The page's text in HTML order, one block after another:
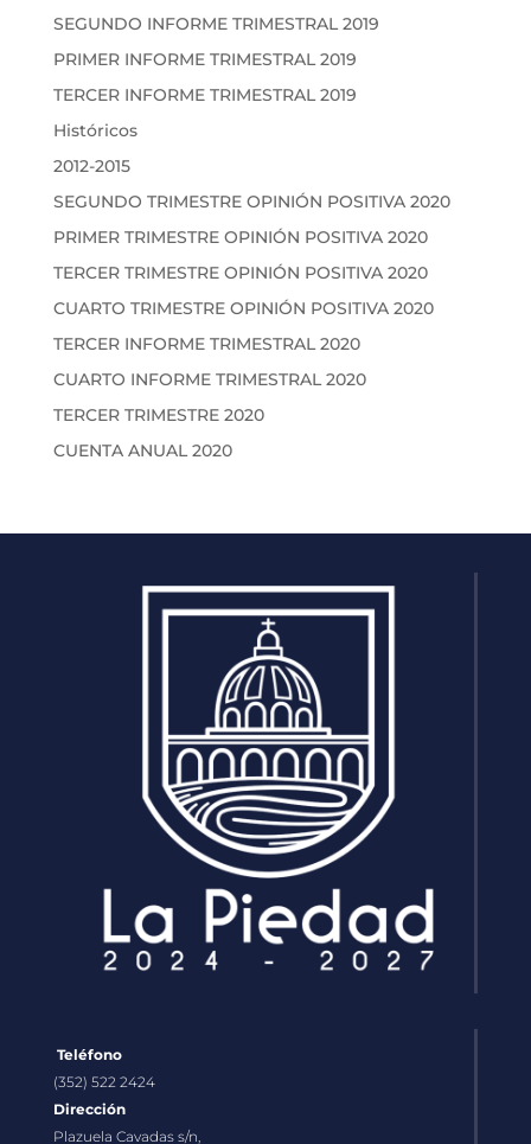
SEGUNDO INFORME TRIMESTRAL 2019
PRIMER INFORME TRIMESTRAL 2019
TERCER INFORME TRIMESTRAL 2019
Históricos
2012-2015
SEGUNDO TRIMESTRE OPINIÓN POSITIVA 2020
PRIMER TRIMESTRE OPINIÓN POSITIVA 2020
TERCER TRIMESTRE OPINIÓN POSITIVA 2020
CUARTO TRIMESTRE OPINIÓN POSITIVA 2020
TERCER INFORME TRIMESTRAL 2020
CUARTO INFORME TRIMESTRAL 2020
TERCER TRIMESTRE 2020
CUENTA ANUAL 2020
Teléfono
(352) 522 2424
Dirección
Plazuela Cavadas s/n,